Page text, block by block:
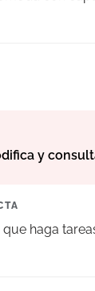
y
haga